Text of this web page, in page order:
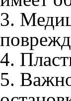
3.
4.
5.